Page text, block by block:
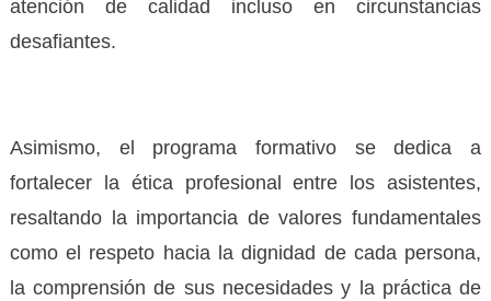
atención de calidad incluso en circunstancias
desafiantes.
Asimismo, el programa formativo se dedica a
fortalecer la ética profesional entre los asistentes,
resaltando la importancia de valores fundamentales
como el respeto hacia la dignidad de cada persona,
la comprensión de sus necesidades y la práctica de